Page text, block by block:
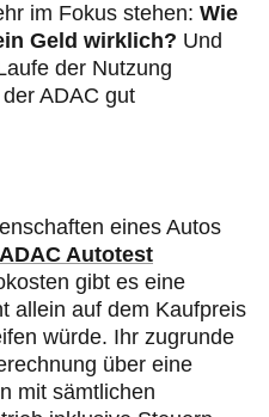
im Fokus stehen: Wie
Geld wirklich? Und
der Nutzung
ADAC gut
eines Autos
ADAC Autotest
gibt es eine
allein auf dem Kaufpreis
würde. Ihr zugrunde
über eine
mit sämtlichen